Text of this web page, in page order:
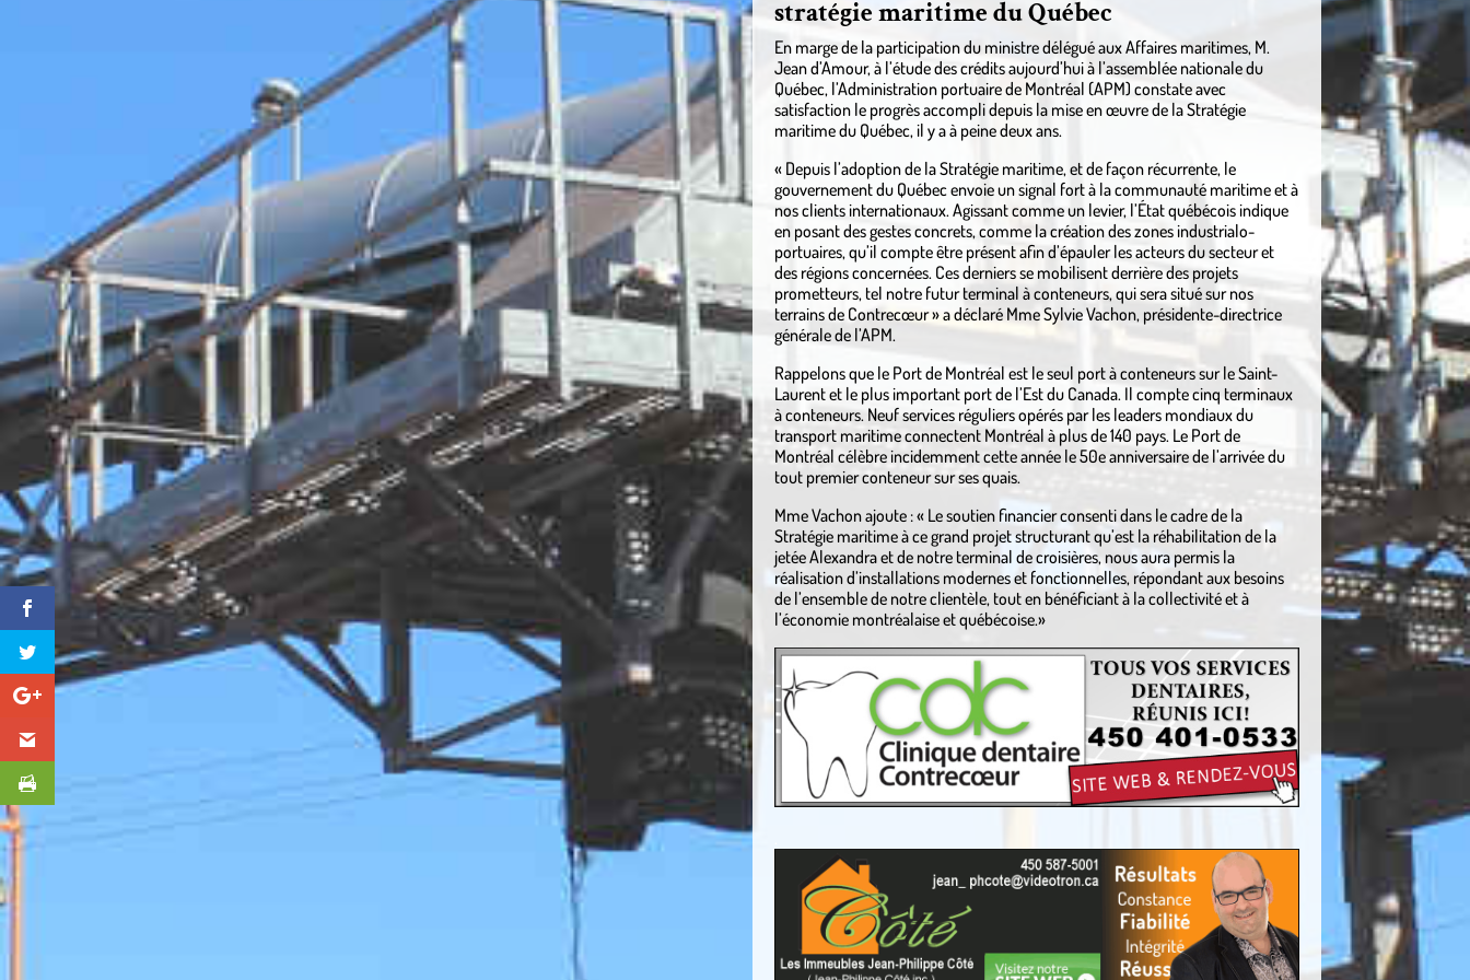
stratégie maritime du Québec
En marge de la participation du ministre délégué aux Affaires maritimes, M.
Jean d’Amour, à l’étude des crédits aujourd’hui à l’assemblée nationale du
Québec, l’Administration portuaire de Montréal (APM) constate avec
satisfaction le progrès accompli depuis la mise en œuvre de la Stratégie
maritime du Québec, il y a à peine deux ans.
« Depuis l’adoption de la Stratégie maritime, et de façon récurrente, le
gouvernement du Québec envoie un signal fort à la communauté maritime et à
nos clients internationaux. Agissant comme un levier, l’État québécois indique
en posant des gestes concrets, comme la création des zones industrialo-
portuaires, qu’il compte être présent afin d’épauler les acteurs du secteur et
des régions concernées. Ces derniers se mobilisent derrière des projets
prometteurs, tel notre futur terminal à conteneurs, qui sera situé sur nos
terrains de Contrecœur » a déclaré Mme Sylvie Vachon, présidente-directrice
générale de l’APM.
Rappelons que le Port de Montréal est le seul port à conteneurs sur le Saint-
Laurent et le plus important port de l’Est du Canada. Il compte cinq terminaux
à conteneurs. Neuf services réguliers opérés par les leaders mondiaux du
transport maritime connectent Montréal à plus de 140 pays. Le Port de
Montréal célèbre incidemment cette année le 50e anniversaire de l’arrivée du
tout premier conteneur sur ses quais.
Mme Vachon ajoute : « Le soutien financier consenti dans le cadre de la
Stratégie maritime à ce grand projet structurant qu’est la réhabilitation de la
jetée Alexandra et de notre terminal de croisières, nous aura permis la
réalisation d’installations modernes et fonctionnelles, répondant aux besoins
de l’ensemble de notre clientèle, tout en bénéficiant à la collectivité et à
l’économie montréalaise et québécoise.»